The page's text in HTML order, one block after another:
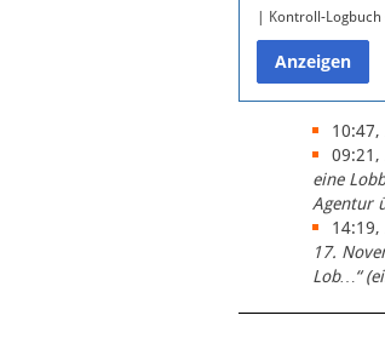
| Kontroll-Logbuch
10:47,
09:21,
eine
Agentur
14:19,
17.
Lob…“